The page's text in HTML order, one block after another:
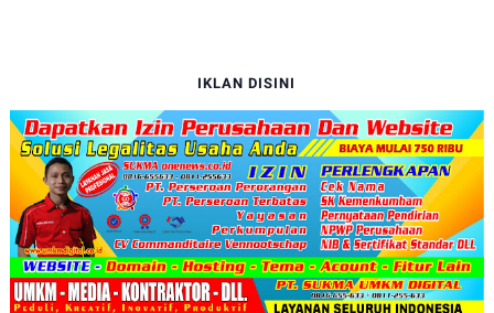
IKLAN DISINI